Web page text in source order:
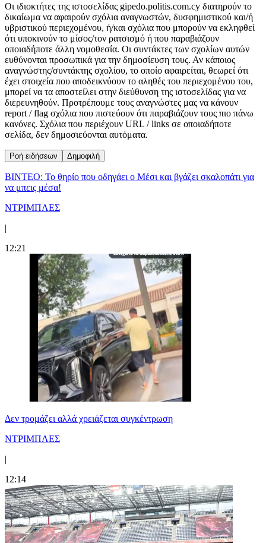
Οι ιδιοκτήτες της ιστοσελίδας gipedo.politis.com.cy διατηρούν το
δικαίωμα να αφαιρούν σχόλια αναγνωστών, δυσφημιστικού και/ή
υβριστικού περιεχομένου, ή/και σχόλια που μπορούν να εκληφθεί
ότι υποκινούν το μίσος/τον ρατσισμό ή που παραβιάζουν
οποιαδήποτε άλλη νομοθεσία. Οι συντάκτες των σχολίων αυτών
ευθύνονται προσωπικά για την δημοσίευση τους. Αν κάποιος
αναγνώστης/συντάκτης σχολίου, το οποίο αφαιρείται, θεωρεί ότι
έχει στοιχεία που αποδεικνύουν το αληθές του περιεχομένου του,
μπορεί να τα αποστείλει στην διεύθυνση της ιστοσελίδας για να
διερευνηθούν. Προτρέπουμε τους αναγνώστες μας να κάνουν
report / flag σχόλια που πιστεύουν ότι παραβιάζουν τους πιο πάνω
κανόνες. Σχόλια που περιέχουν URL / links σε οποιαδήποτε
σελίδα, δεν δημοσιεύονται αυτόματα.
Ροή ειδήσεων Δημοφιλή
ΒΙΝΤΕΟ: Το θηρίο που οδηγάει ο Μέσι και βγάζει σκαλοπάτι για
να μπεις μέσα!
ΝΤΡΙΜΠΛΕΣ
|
12:21
Δεν τρομάζει αλλά χρειάζεται συγκέντρωση
ΝΤΡΙΜΠΛΕΣ
|
12:14